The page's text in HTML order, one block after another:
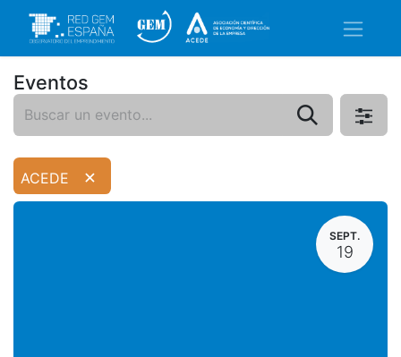
Eventos
ACEDE ×
SEPT.
19